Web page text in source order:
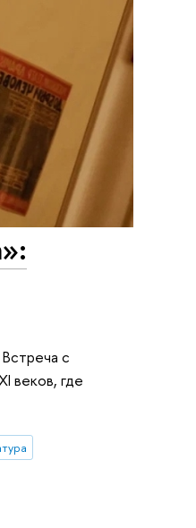
с
веков, где